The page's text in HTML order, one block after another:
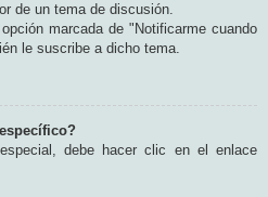
de un tema de discusión.
marcada de "Notificarme cuando
le suscribe a dicho tema.
debe hacer clic en el enlace